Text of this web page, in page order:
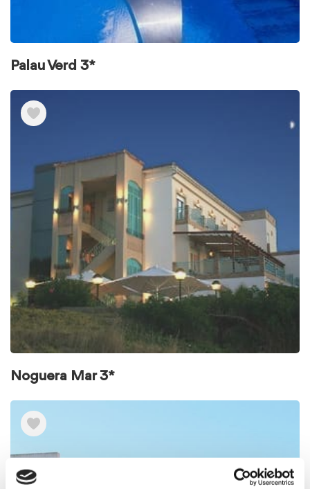
Palau Verd 3*
Noguera Mar 3*